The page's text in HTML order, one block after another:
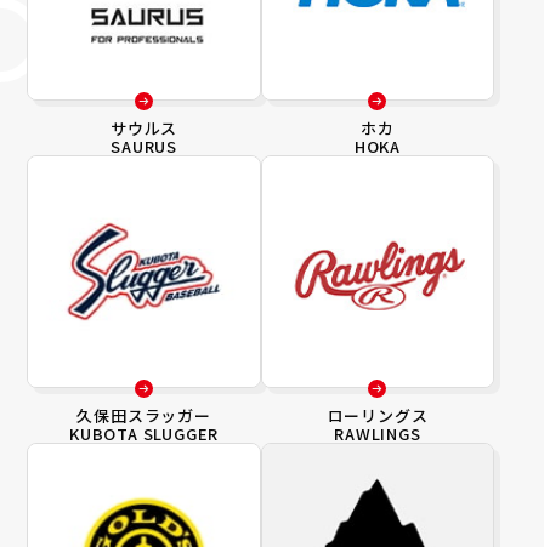
サウルス
SAURUS
ホカ
HOKA
久保田スラッガー
KUBOTA SLUGGER
ローリングス
RAWLINGS